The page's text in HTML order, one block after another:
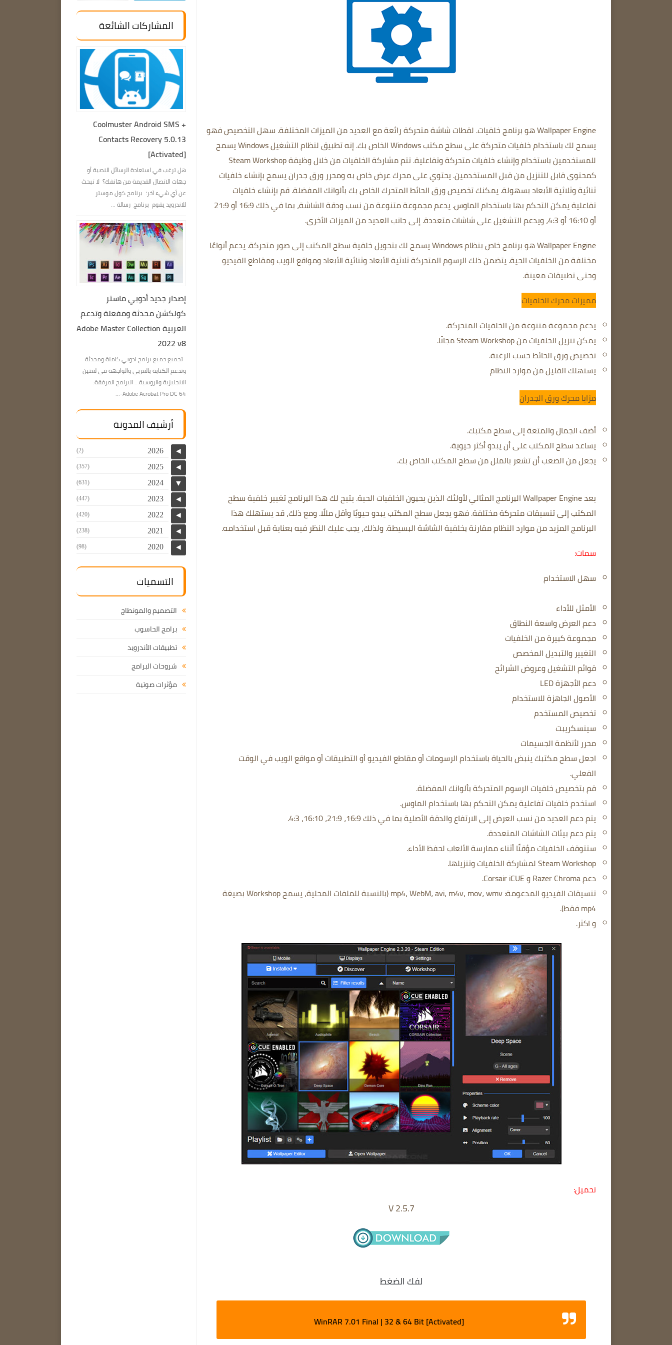
Wallpaper Engineهو برنامج خلفيات. لقطات شاشة متحركة رائعة مع العديد من الميزات المختلفة. سهل التخصيصفهو
يسمح لك باستخدام خلفيات متحركة على سطح مكتب Windows الخاص بك.
إنه تطبيق لنظام التشغيل Windows يسمح
للمستخدمين باستخدام وإنشاء خلفيات متحركة وتفاعلية.
تتم مشاركة الخلفيات من خلال وظيفة Steam Workshop
كمحتوى قابل للتنزيل من قبل المستخدمين.يحتوي على محرك عرض خاص به ومحرر ورق جدران يسمح بإنشاء خلفيات
ثنائية وثلاثية الأبعاد بسهولة.يمكنك تخصيص ورق الحائط المتحرك الخاص بك بألوانك المفضلة.قم بإنشاء خلفيات
تفاعلية يمكن التحكم بها باستخدام الماوس.
يدعم مجموعة متنوعة من نسب ودقة الشاشة، بما في ذلك 16:9 أو 21:9
أو 16:10 أو 4:3، ويدعم التشغيل على شاشات متعددة.
إلى جانب العديد من الميزات الأخرى.
Wallpaper Engine هو برنامج خاص بنظام Windows يسمح لك بتحويل خلفية سطح المكتب إلى صور متحركة.
يدعم أنواعًا
مختلفة من الخلفيات الحية.يتضمن ذلك الرسوم المتحركة ثلاثية الأبعاد وثنائية الأبعادومواقع الويب ومقاطع الفيديو
وحتى تطبيقات معينة.
مميزات محرك الخلفيات
يدعم مجموعة متنوعة من الخلفيات المتحركة.
يمكن تنزيل الخلفيات من Steam Workshop مجانًا.
تخصيص ورق الحائط حسب الرغبة.
يستهلك القليل من موارد النظام
مزايا محرك ورق الجدران
أضف الجمال والمتعة إلى سطح مكتبك.
يساعد سطح المكتب على أن يبدو أكثر حيوية.
يجعل من الصعب أن تشعر بالملل من سطح المكتب الخاص بك.
يعد Wallpaper Engine البرنامج المثالي لأولئك الذين يحبون الخلفيات الحية.
يتيح لك هذا البرنامج تغيير خلفية سطح
المكتب إلى تنسيقات متحركة مختلفة.فهو يجعل سطح المكتب يبدو حيويًا وأقل مللًا. ومع ذلك، قد يستهلك هذا
البرنامج المزيد من موارد النظام مقارنة بخلفية الشاشة البسيطة. ولذلك، يجب عليك النظر فيه بعناية قبل استخدامه.
سمات:
سهل الاستخدام
الأمثل للأداء
دعم العرض واسعة النطاق
مجموعة كبيرة من الخلفيات
التغيير والتبديل المخصص
قوائم التشغيل وعروض الشرائح
دعم الأجهزة LED
الأصول الجاهزة للاستخدام
تخصيص المستخدم
سينسكريبت
محرر لأنظمة الجسيمات
اجعل سطح مكتبك ينبض بالحياة باستخدام الرسومات أو مقاطع الفيديو أو التطبيقات أو مواقع الويب في الوقت
الفعلي.
قم بتخصيص خلفيات الرسوم المتحركة بألوانك المفضلة.
استخدم خلفيات تفاعلية يمكن التحكم بها باستخدام الماوس.
يتم دعم العديد من نسب العرض إلى الارتفاع والدقة الأصلية بما في ذلك 16:9، 21:9، 16:10، 4:3.
يتم دعم بيئات الشاشات المتعددة.
ستتوقف الخلفيات مؤقتًا أثناء ممارسة الألعاب لحفظ الأداء.
Steam Workshop لمشاركة الخلفيات وتنزيلها.
دعم Razer Chroma و Corsair iCUE.
تنسيقات الفيديو المدعومة: mp4، WebM، avi، m4v، mov، wmv (بالنسبة للملفات المحلية، يسمح Workshop بصيغة
mp4 فقط).
و اكثر.
تحميل:
V 2.5.7
لفك الضغط
WinRAR 7.01 Final | 32 & 64 Bit [Activated]
المشاركات الشائعة
Coolmuster Android SMS +
Contacts Recovery 5.0.13
[Activated]
هل ترغب في استعادة الرسائل النصية أو
جهات الاتصال القديمة من هاتفك؟ لا تبحث
عن أي شيء آخر؛ برنامج كول موستر
للاندرويد يقوم برنامج رسالة ...
إصدار جديد أدوبي ماستر
كولكشن محدثة ومفعلة وتدعم
العربية Adobe Master Collection
2022 v8
تجميع جميع برامج ادوبي كاملة ومحدثة
وتدعم الكتابة بالعربي والواجهة في لغتين
الانجليزية والروسية… البرامج المرفقة:
Adobe Acrobat Pro DC 64-...
أرشيف المدونة
◄
2026
(2)
◄
2025
(357)
▼
2024
(631)
◄
2023
(447)
◄
2022
(420)
◄
2021
(238)
◄
2020
(98)
التسميات
التصميم والمونطاج
برامج الحاسوب
تطبيقات الأندرويد
شروحات البرامج
مؤثرات صوتية